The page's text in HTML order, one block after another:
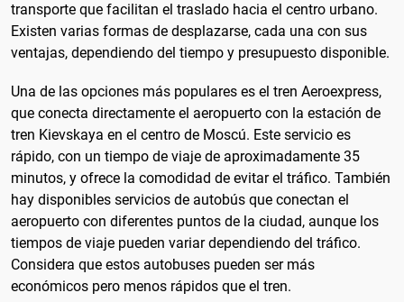
transporte que facilitan el traslado hacia el centro urbano.
Existen varias formas de desplazarse, cada una con sus
ventajas, dependiendo del tiempo y presupuesto disponible.
Una de las opciones más populares es el tren Aeroexpress,
que conecta directamente el aeropuerto con la estación de
tren Kievskaya en el centro de Moscú. Este servicio es
rápido, con un tiempo de viaje de aproximadamente 35
minutos, y ofrece la comodidad de evitar el tráfico. También
hay disponibles servicios de autobús que conectan el
aeropuerto con diferentes puntos de la ciudad, aunque los
tiempos de viaje pueden variar dependiendo del tráfico.
Considera que estos autobuses pueden ser más
económicos pero menos rápidos que el tren.